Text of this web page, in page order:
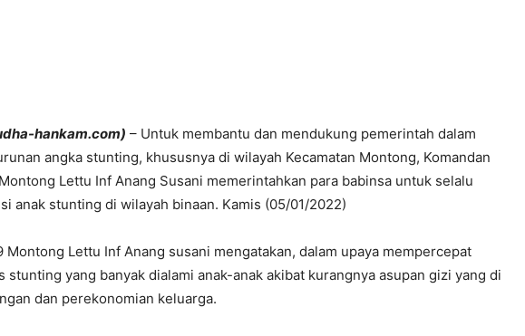
hankam.com) – Untuk membantu dan mendukung pemerintah dalam
angka stunting, khususnya di wilayah Kecamatan Montong, Komandan
Lettu Inf Anang Susani memerintahkan para babinsa untuk selalu
anak stunting di wilayah binaan. Kamis (05/01/2022)
Montong Lettu Inf Anang susani mengatakan, dalam upaya mempercepat
stunting yang banyak dialami anak-anak akibat kurangnya asupan gizi yang di
dan perekonomian keluarga.